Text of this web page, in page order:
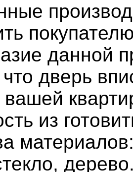
данной
дверь
вашей
из